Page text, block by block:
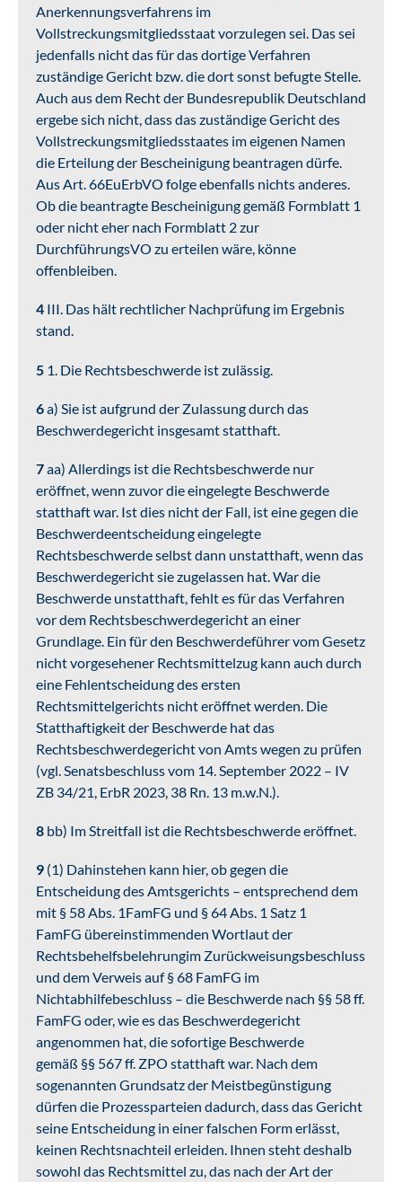
Anerkennungsverfahrens im
Vollstreckungsmitgliedsstaat vorzulegen sei. Das sei
jedenfalls nicht das für das dortige Verfahren
zuständige Gericht bzw. die dort sonst befugte Stelle.
Auch aus dem Recht der Bundesrepublik Deutschland
ergebe sich nicht, dass das zuständige Gericht des
Vollstreckungsmitgliedsstaates im eigenen Namen
die Erteilung der Bescheinigung beantragen dürfe.
Aus Art. 66EuErbVO folge ebenfalls nichts anderes.
Ob die beantragte Bescheinigung gemäß Formblatt 1
oder nicht eher nach Formblatt 2 zur
DurchführungsVO zu erteilen wäre, könne
offenbleiben.
4 III. Das hält rechtlicher Nachprüfung im Ergebnis
stand.
5 1. Die Rechtsbeschwerde ist zulässig.
6a) Sie ist aufgrund der Zulassung durch das
Beschwerdegericht insgesamt statthaft.
7aa) Allerdings ist die Rechtsbeschwerde nur
eröffnet, wenn zuvor die eingelegte Beschwerde
statthaft war. Ist dies nicht der Fall, ist eine gegen die
Beschwerdeentscheidung eingelegte
Rechtsbeschwerde selbst dann unstatthaft, wenn das
Beschwerdegericht sie zugelassen hat. War die
Beschwerde unstatthaft, fehlt es für das Verfahren
vor dem Rechtsbeschwerdegericht an einer
Grundlage. Ein für den Beschwerdeführer vom Gesetz
nicht vorgesehener Rechtsmittelzug kann auch durch
eine Fehlentscheidung des ersten
Rechtsmittelgerichts nicht eröffnet werden. Die
Statthaftigkeit der Beschwerde hat das
Rechtsbeschwerdegericht von Amts wegen zu prüfen
(vgl. Senatsbeschluss vom 14. September 2022 – IV
ZB 34/21, ErbR 2023, 38 Rn. 13 m.w.N.).
8 bb) Im Streitfall ist die Rechtsbeschwerde eröffnet.
9 (1) Dahinstehen kann hier, ob gegen die
Entscheidung des Amtsgerichts – entsprechend dem
mit § 58 Abs. 1FamFG und § 64 Abs. 1 Satz 1
FamFG übereinstimmenden Wortlaut der
Rechtsbehelfsbelehrungim Zurückweisungsbeschluss
und dem Verweis auf § 68 FamFG im
Nichtabhilfebeschluss – die Beschwerde nach §§ 58 ff.
FamFG oder, wie es das Beschwerdegericht
angenommen hat, die sofortige Beschwerde
gemäß §§ 567 ff. ZPO statthaft war. Nach dem
sogenannten Grundsatz der Meistbegünstigung
dürfen die Prozessparteien dadurch, dass das Gericht
seine Entscheidung in einer falschen Form erlässt,
keinen Rechtsnachteil erleiden. Ihnen steht deshalb
sowohl das Rechtsmittel zu, das nach der Art der